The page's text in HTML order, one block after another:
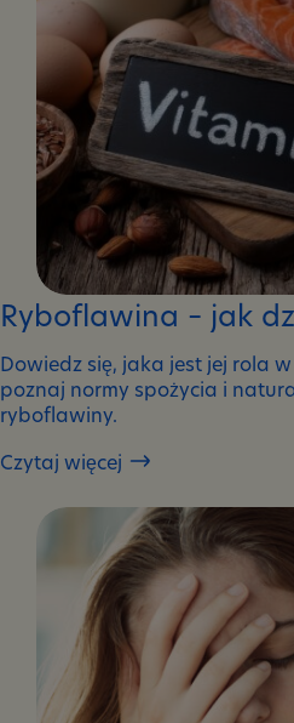
Ryboflawina – jak
Dowiedz się, jaka jest jej rola
poznaj normy spożycia i
ryboflawiny.
Czytaj więcej
Ryboflawina